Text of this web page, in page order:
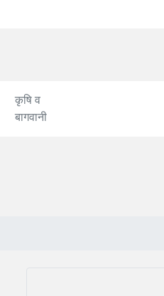
कांग्रेस
कृषि व
बागवानी